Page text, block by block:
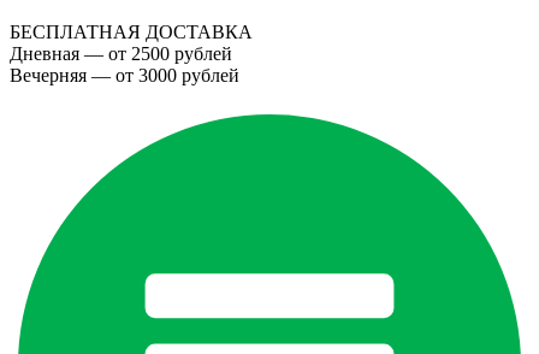
БЕСПЛАТНАЯ ДОСТАВКА
Дневная — от 2500 рублей
Вечерняя — от 3000 рублей